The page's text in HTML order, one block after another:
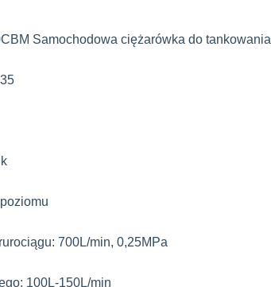
Samochodowa ciężarówka do tankowania
700L/min, 0,25MPa
100L-150L/min